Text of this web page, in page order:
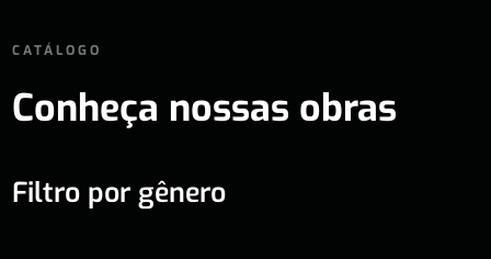
CATÁLOGO
Conheça nossas obras
Filtro por gênero